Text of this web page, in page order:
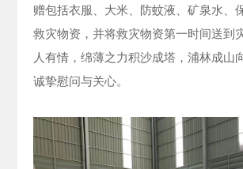
赠包括衣服、大米、防蚊液、矿泉水、
救灾物资，并将救灾物资第一时间送到
人有情，绵薄之力积沙成塔，浦林成山
诚挚慰问与关心。